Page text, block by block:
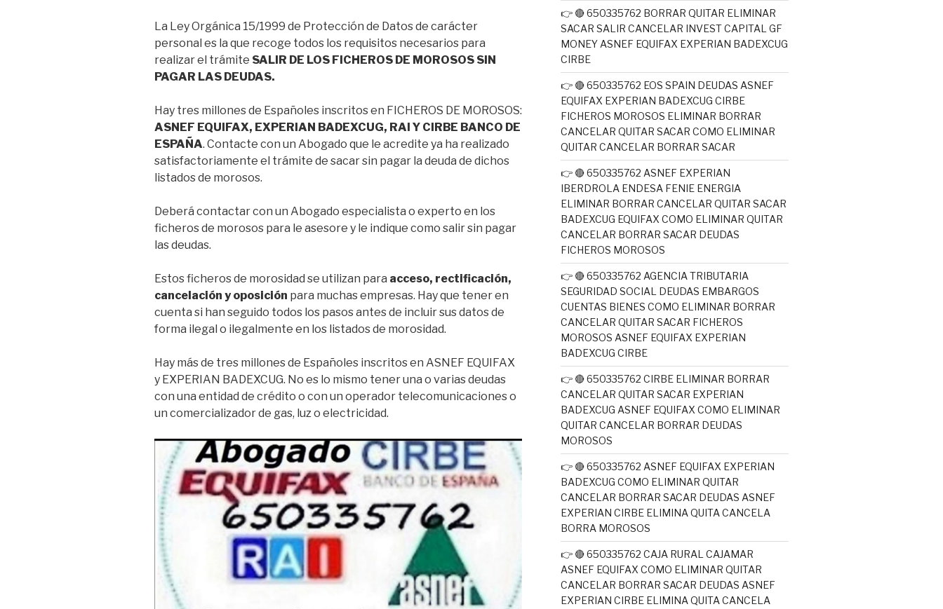
La Ley Orgánica 15/1999 de Protección de Datos de carácter
personal es la que recoge todos los requisitos necesarios para
realizar el trámite SALIR DE LOS FICHEROS DE MOROSOS SIN
PAGAR LAS DEUDAS.
Hay tres millones de Españoles inscritos en FICHEROS DE MOROSOS:
ASNEF EQUIFAX, EXPERIAN BADEXCUG, RAI Y CIRBE BANCO DE
ESPAÑA. Contacte con un Abogado que le acredite ya ha realizado
satisfactoriamente el trámite de sacar sin pagar la deuda de dichos
listados de morosos.
Deberá contactar con un Abogado especialista o experto en los
ficheros de morosos para le asesore y le indique como salir sin pagar
las deudas.
Estos ficheros de morosidad se utilizan para acceso, rectificación,
cancelación y oposición para muchas empresas. Hay que tener en
cuenta si han seguido todos los pasos antes de incluir sus datos de
forma ilegal o ilegalmente en los listados de morosidad.
Hay más de tres millones de Españoles inscritos en ASNEF EQUIFAX
y EXPERIAN BADEXCUG. No es lo mismo tener una o varias deudas
con una entidad de crédito o con un operador telecomunicaciones o
un comercializador de gas, luz o electricidad.
👉 🔴 650335762 BORRAR QUITAR ELIMINAR
SACAR SALIR CANCELAR INVEST CAPITAL GF
MONEY ASNEF EQUIFAX EXPERIAN BADEXCUG
CIRBE
👉 🔴 650335762 EOS SPAIN DEUDAS ASNEF
EQUIFAX EXPERIAN BADEXCUG CIRBE
FICHEROS MOROSOS ELIMINAR BORRAR
CANCELAR QUITAR SACAR COMO ELIMINAR
QUITAR CANCELAR BORRAR SACAR
👉 🔴 650335762 ASNEF EXPERIAN
IBERDROLA ENDESA FENIE ENERGIA
ELIMINAR BORRAR CANCELAR QUITAR SACAR
BADEXCUG EQUIFAX COMO ELIMINAR QUITAR
CANCELAR BORRAR SACAR DEUDAS
FICHEROS MOROSOS
👉 🔴 650335762 AGENCIA TRIBUTARIA
SEGURIDAD SOCIAL DEUDAS EMBARGOS
CUENTAS BIENES COMO ELIMINAR BORRAR
CANCELAR QUITAR SACAR FICHEROS
MOROSOS ASNEF EQUIFAX EXPERIAN
BADEXCUG CIRBE
👉 🔴 650335762 CIRBE ELIMINAR BORRAR
CANCELAR QUITAR SACAR EXPERIAN
BADEXCUG ASNEF EQUIFAX COMO ELIMINAR
QUITAR CANCELAR BORRAR DEUDAS
MOROSOS
👉 🔴 650335762 ASNEF EQUIFAX EXPERIAN
BADEXCUG COMO ELIMINAR QUITAR
CANCELAR BORRAR SACAR DEUDAS ASNEF
EXPERIAN CIRBE ELIMINA QUITA CANCELA
BORRA MOROSOS
👉 🔴 650335762 CAJA RURAL CAJAMAR
ASNEF EQUIFAX COMO ELIMINAR QUITAR
CANCELAR BORRAR SACAR DEUDAS ASNEF
EXPERIAN CIRBE ELIMINA QUITA CANCELA